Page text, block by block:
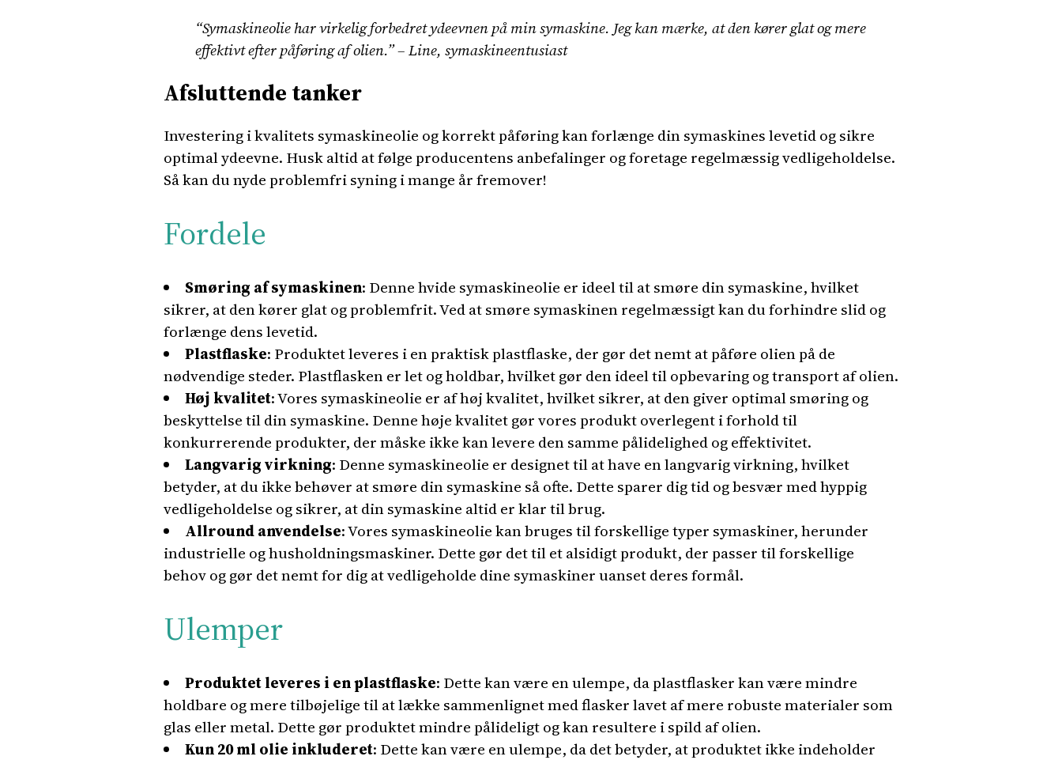
“Symaskineolie har virkelig forbedret ydeevnen på min symaskine. Jeg kan mærke, at den kører glat og mere
effektivt efter påføring af olien.” – Line, symaskineentusiast
Afsluttende tanker
Investering i kvalitets symaskineolie og korrekt påføring kan forlænge din symaskines levetid og sikre
optimal ydeevne. Husk altid at følge producentens anbefalinger og foretage regelmæssig vedligeholdelse.
Så kan du nyde problemfri syning i mange år fremover!
Fordele
Smøring af symaskinen: Denne hvide symaskineolie er ideel til at smøre din symaskine, hvilket
sikrer, at den kører glat og problemfrit. Ved at smøre symaskinen regelmæssigt kan du forhindre slid og
forlænge dens levetid.
Plastflaske: Produktet leveres i en praktisk plastflaske, der gør det nemt at påføre olien på de
nødvendige steder. Plastflasken er let og holdbar, hvilket gør den ideel til opbevaring og transport af olien.
Høj kvalitet: Vores symaskineolie er af høj kvalitet, hvilket sikrer, at den giver optimal smøring og
beskyttelse til din symaskine. Denne høje kvalitet gør vores produkt overlegent i forhold til
konkurrerende produkter, der måske ikke kan levere den samme pålidelighed og effektivitet.
Langvarig virkning: Denne symaskineolie er designet til at have en langvarig virkning, hvilket
betyder, at du ikke behøver at smøre din symaskine så ofte. Dette sparer dig tid og besvær med hyppig
vedligeholdelse og sikrer, at din symaskine altid er klar til brug.
Allround anvendelse: Vores symaskineolie kan bruges til forskellige typer symaskiner, herunder
industrielle og husholdningsmaskiner. Dette gør det til et alsidigt produkt, der passer til forskellige
behov og gør det nemt for dig at vedligeholde dine symaskiner uanset deres formål.
Ulemper
Produktet leveres i en plastflaske: Dette kan være en ulempe, da plastflasker kan være mindre
holdbare og mere tilbøjelige til at lække sammenlignet med flasker lavet af mere robuste materialer som
glas eller metal. Dette gør produktet mindre pålideligt og kan resultere i spild af olien.
Kun 20 ml olie inkluderet: Dette kan være en ulempe, da det betyder, at produktet ikke indeholder